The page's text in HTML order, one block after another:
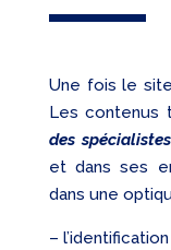
Une fois le
Les contenus
des
et dans ses
dans une
–